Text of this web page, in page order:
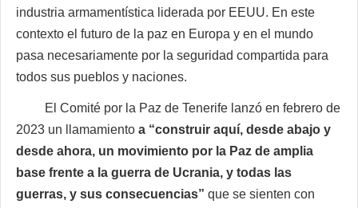
industria armamentística liderada por EEUU. En este
contexto el futuro de la paz en Europa y en el mundo
pasa necesariamente por la seguridad compartida para
todos sus pueblos y naciones.
El Comité por la Paz de Tenerife lanzó en febrero de
2023 un llamamiento a “construir aquí, desde abajo y
desde ahora, un movimiento por la Paz de amplia
base frente a la guerra de Ucrania, y todas las
guerras, y sus consecuencias” que se sienten con